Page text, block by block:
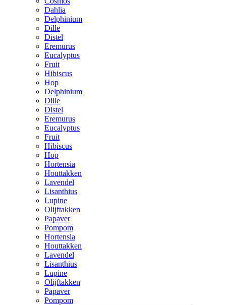
Dahlia
Delphinium
Dille
Distel
Eremurus
Eucalyptus
Fruit
Hibiscus
Hop
Delphinium
Dille
Distel
Eremurus
Eucalyptus
Fruit
Hibiscus
Hop
Hortensia
Houttakken
Lavendel
Lisanthius
Lupine
Olijftakken
Papaver
Pompom
Hortensia
Houttakken
Lavendel
Lisanthius
Lupine
Olijftakken
Papaver
Pompom